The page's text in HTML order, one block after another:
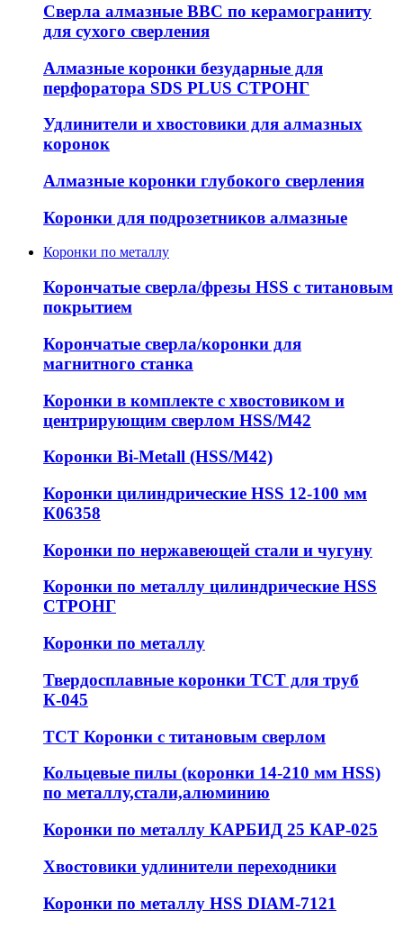
Сверла алмазные ВВС по керамограниту
для сухого сверления
Алмазные коронки безударные для
перфоратора SDS PLUS СТРОНГ
Удлинители и хвостовики для алмазных
коронок
Алмазные коронки глубокого сверления
Коронки для подрозетников алмазные
Коронки по металлу
Корончатые сверла/фрезы HSS c титановым
покрытием
Корончатые сверла/коронки для
магнитного станка
Коронки в комплекте с хвостовиком и
центрирующим сверлом HSS/М42
Коронки Bi-Metall (HSS/М42)
Коронки цилиндрические HSS 12-100 мм
К06358
Коронки по нержавеющей стали и чугуну
Коронки по металлу цилиндрические HSS
СТРОНГ
Коронки по металлу
Твердосплавные коронки ТСТ для труб
К-045
ТСТ Коронки с титановым сверлом
Кольцевые пилы (коронки 14-210 мм HSS)
по металлу,стали,алюминию
Коронки по металлу КАРБИД 25 КАР-025
Хвостовики удлинители переходники
Коронки по металлу HSS DIAM-7121